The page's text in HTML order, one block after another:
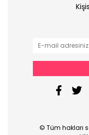
© Tüm hakları